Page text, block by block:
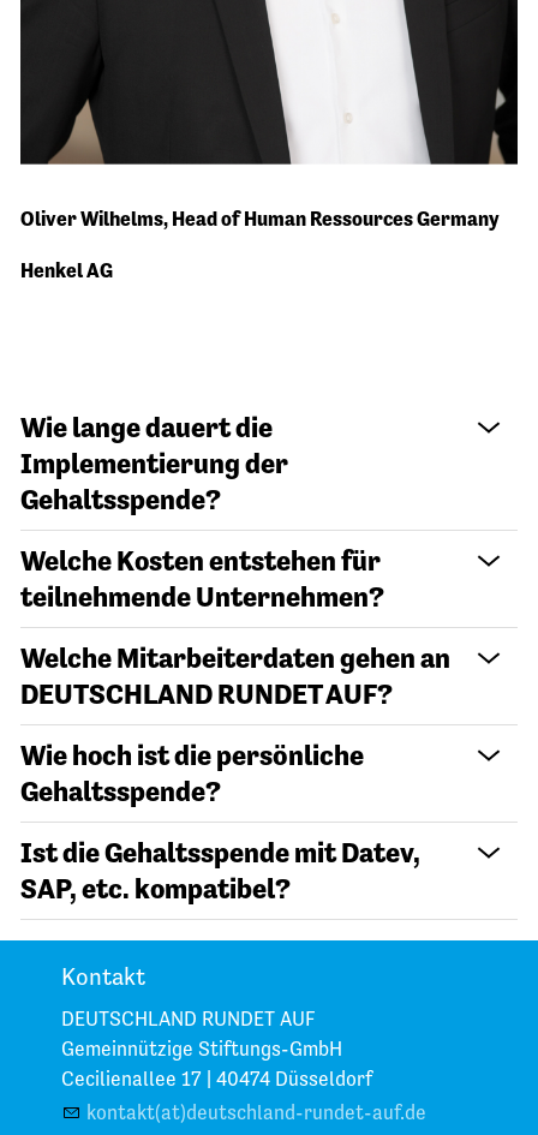
"Die Förderung von Kindern liegt uns sehr am
Herzen. Ich bin stolz auf unsere Partnerschaft mit
DEUTSCHLAND RUNDET AUF. So kann jeder
Oliver Wilhelms, Head of Human Ressources Germany
Henkel AG
Wie lange dauert die
Implementierung der
Gehaltsspende?
Welche Kosten entstehen für
teilnehmende Unternehmen?
Welche Mitarbeiterdaten gehen an
DEUTSCHLAND RUNDET AUF?
Wie hoch ist die persönliche
Gehaltsspende?
Ist die Gehaltsspende mit Datev,
SAP, etc. kompatibel?
Kontakt
DEUTSCHLAND RUNDET AUF
Gemeinnützige Stiftungs-GmbH
Cecilienallee 17 | 40474 Düsseldorf
kontakt(at)deutschland-rundet-auf.de